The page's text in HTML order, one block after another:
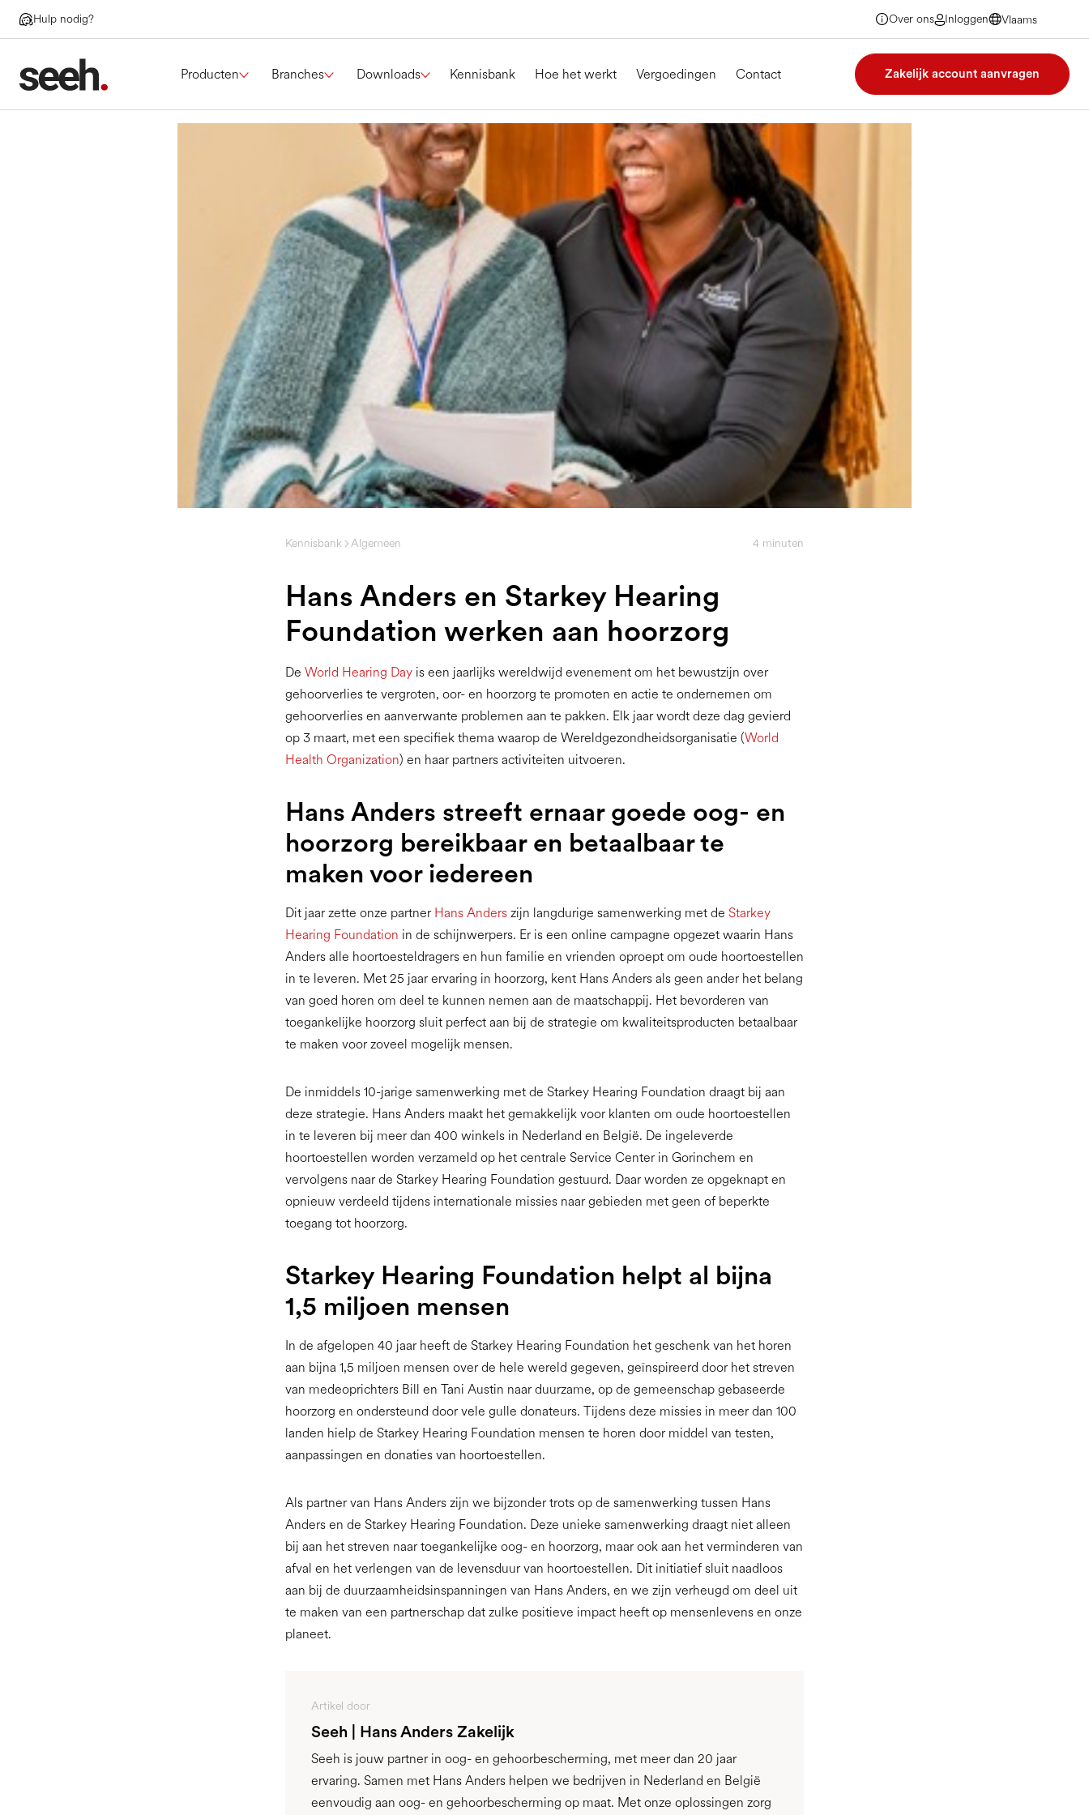
Hulp nodig? Over ons Inloggen
Vlaams
Vlaams
Vlaams
Producten Branches Downloads Kennisbank Hoe het werkt Vergoedingen Contact Zakelijk account aanvragen
Kennisbank Algemeen 4 minuten
Hans Anders en Starkey Hearing
Foundation werken aan hoorzorg
De World Hearing Day is een jaarlijks wereldwijd evenement om het bewustzijn over
gehoorverlies te vergroten, oor- en hoorzorg te promoten en actie te ondernemen om
gehoorverlies en aanverwante problemen aan te pakken. Elk jaar wordt deze dag gevierd
op 3 maart, met een specifiek thema waarop de Wereldgezondheidsorganisatie (World
Health Organization) en haar partners activiteiten uitvoeren.
Hans Anders streeft ernaar goede oog- en
hoorzorg bereikbaar en betaalbaar te
maken voor iedereen
Dit jaar zette onze partner Hans Anders zijn langdurige samenwerking met de Starkey
Hearing Foundation in de schijnwerpers. Er is een online campagne opgezet waarin Hans
Anders alle hoortoesteldragers en hun familie en vrienden oproept om oude hoortoestellen
in te leveren. Met 25 jaar ervaring in hoorzorg, kent Hans Anders als geen ander het belang
van goed horen om deel te kunnen nemen aan de maatschappij. Het bevorderen van
toegankelijke hoorzorg sluit perfect aan bij de strategie om kwaliteitsproducten betaalbaar
te maken voor zoveel mogelijk mensen.
De inmiddels 10-jarige samenwerking met de Starkey Hearing Foundation draagt bij aan
deze strategie. Hans Anders maakt het gemakkelijk voor klanten om oude hoortoestellen
in te leveren bij meer dan 400 winkels in Nederland en België. De ingeleverde
hoortoestellen worden verzameld op het centrale Service Center in Gorinchem en
vervolgens naar de Starkey Hearing Foundation gestuurd. Daar worden ze opgeknapt en
opnieuw verdeeld tijdens internationale missies naar gebieden met geen of beperkte
toegang tot hoorzorg.
Starkey Hearing Foundation helpt al bijna
1,5 miljoen mensen
In de afgelopen 40 jaar heeft de Starkey Hearing Foundation het geschenk van het horen
aan bijna 1,5 miljoen mensen over de hele wereld gegeven, geïnspireerd door het streven
van medeoprichters Bill en Tani Austin naar duurzame, op de gemeenschap gebaseerde
hoorzorg en ondersteund door vele gulle donateurs. Tijdens deze missies in meer dan 100
landen hielp de Starkey Hearing Foundation mensen te horen door middel van testen,
aanpassingen en donaties van hoortoestellen.
Als partner van Hans Anders zijn we bijzonder trots op de samenwerking tussen Hans
Anders en de Starkey Hearing Foundation. Deze unieke samenwerking draagt niet alleen
bij aan het streven naar toegankelijke oog- en hoorzorg, maar ook aan het verminderen van
afval en het verlengen van de levensduur van hoortoestellen. Dit initiatief sluit naadloos
aan bij de duurzaamheidsinspanningen van Hans Anders, en we zijn verheugd om deel uit
te maken van een partnerschap dat zulke positieve impact heeft op mensenlevens en onze
planeet.
Artikel door
Seeh | Hans Anders Zakelijk
Seeh is jouw partner in oog- en gehoorbescherming, met meer dan 20 jaar
ervaring. Samen met Hans Anders helpen we bedrijven in Nederland en België
eenvoudig aan oog- en gehoorbescherming op maat. Met onze oplossingen zorg